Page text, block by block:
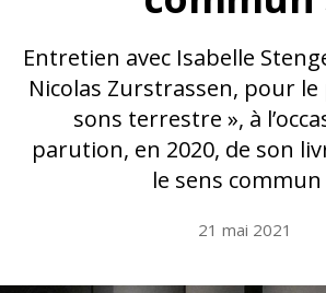
Entretien avec Isabelle
Nicolas Zurstrassen, pour le
sons terrestre », à
parution, en 2020, de son
le sens commun
21 mai 2021